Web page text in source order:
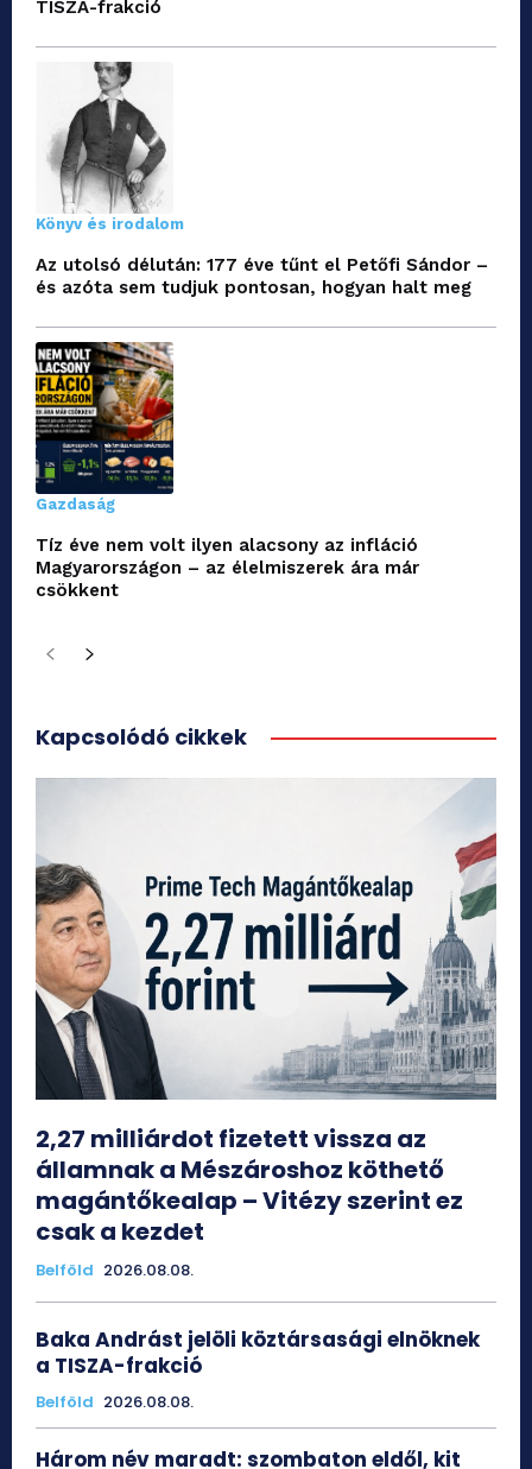
TISZA-frakció
Könyv és irodalom
Az utolsó délután: 177 éve tűnt el Petőfi Sándor –
és azóta sem tudjuk pontosan, hogyan halt meg
Gazdaság
Tíz éve nem volt ilyen alacsony az infláció
Magyarországon – az élelmiszerek ára már
csökkent
Kapcsolódó cikkek
2,27 milliárdot fizetett vissza az
államnak a Mészároshoz köthető
magántőkealap – Vitézy szerint ez
csak a kezdet
Belföld 2026.08.08.
Baka Andrást jelöli köztársasági elnöknek
a TISZA-frakció
Belföld 2026.08.08.
Három név maradt: szombaton eldől, kit